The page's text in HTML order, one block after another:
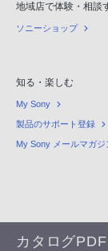
地域店で体験・相談
ソニーショップ
知る・楽しむ
My Sony
製品のサポート登録
My Sony メールマガジ
カタログ